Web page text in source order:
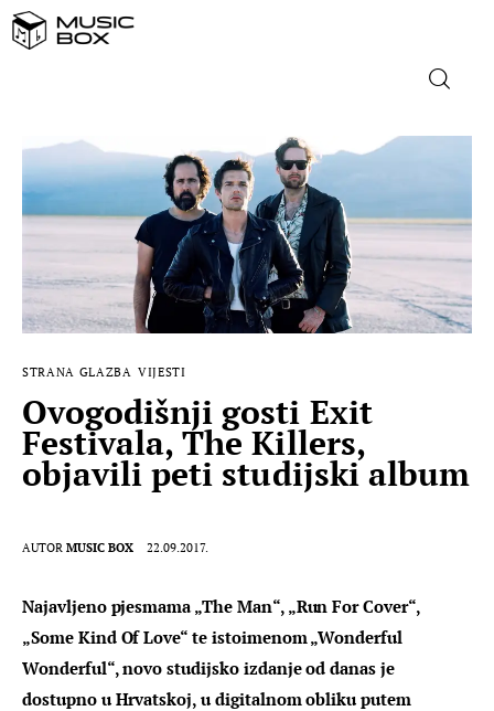
NASLOVNICA
DOMAĆA GLAZBA
STRANA GLAZBA
FILM
MUSIC BOX
STRANA GLAZBA VIJESTI
Ovogodišnji gosti Exit
Festivala, The Killers,
objavili peti studijski album
AUTOR MUSIC BOX 22.09.2017.
Najavljeno pjesmama „The Man“, „Run For Cover“,
„Some Kind Of Love“ te istoimenom „Wonderful
Wonderful“, novo studijsko izdanje od danas je
dostupno u Hrvatskoj, u digitalnom obliku putem